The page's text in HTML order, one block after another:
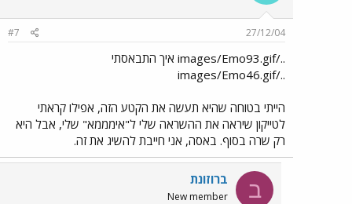
27/12/04
#7
../images/Emo93.gif איך התבאסתי
../images/Emo46.gif
הייתי בטוחה שהיא תעשה את הקטע הזה, אפילו קראתי
לטייקון שיראה את ההשראה שלי ל"אימממא" שלי, אבל היא
רק שרה בסוף. באסה, אני חייבת להשיג את זה.
ב ברוזונת
New member